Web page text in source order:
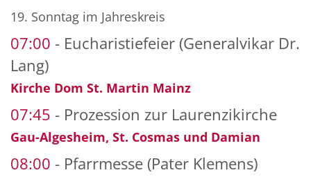
Datum: 9. August 2026
19. Sonntag im Jahreskreis
07:00
Eucharistiefeier (Generalvikar Dr.
Lang)
Kirche Dom St. Martin Mainz
07:45 Prozession zur Laurenzikirche
Gau-Algesheim, St. Cosmas und Damian
08:00 Pfarrmesse (Pater Klemens)